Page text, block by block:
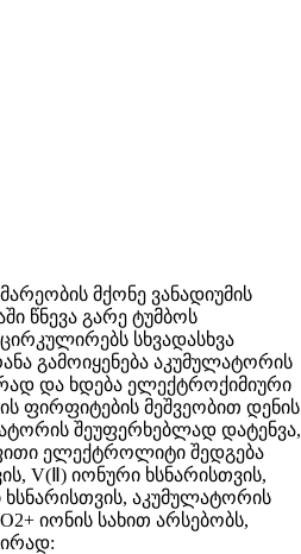
მქონე ვანადიუმის
წნევა გარე ტუმბოს
სხვადასხვა
გამოიყენება აკუმულატორის
და ხდება ელექტროქიმიური
ფირფიტების მეშვეობით დენის
შეუფერხებლად დატენვა,
ელექტროლიტი შედგება
V(Ⅱ) იონური ხსნარისთვის,
აკუმულატორის
იონის სახით არსებობს,